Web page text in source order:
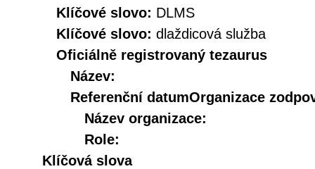
Klíčové slovo: DLMS
Klíčové slovo: dlaždicová služba
Oficiálně registrovaný tezaurus
Název:
Referenční datumOrganizace
Název organizace:
Role:
Klíčová slova